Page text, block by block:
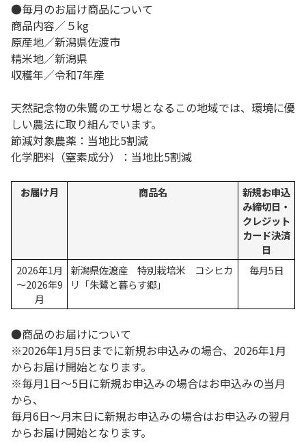
●毎月のお届け商品について
商品内容／５kg
原産地／新潟県佐渡市
精米地／新潟県
収穫年／令和7年産
天然記念物の朱鷺のエサ場となるこの地域では、環境に優
しい農法に取り組んでいます。
節減対象農薬：当地比5割減
化学肥料（窒素成分）：当地比5割減
お届け月 商品名
新規お申込
み締切日・
クレジット
カード決済
日
2026年1月
～2026年9
月
新潟県佐渡産 特別栽培米 コシヒカ
リ「朱鷺と暮らす郷」
毎月5日
●商品のお届けについて
※2026年1月5日までに新規お申込みの場合、2026年1月
からお届け開始となります。
※毎月1日～5日に新規お申込みの場合はお申込みの当月
から、
毎月6日～月末日に新規お申込みの場合はお申込みの翌月
からお届け開始となります。